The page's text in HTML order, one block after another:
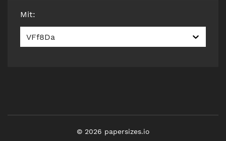
Mit:
VFf8Da
© 2026 papersizes.io